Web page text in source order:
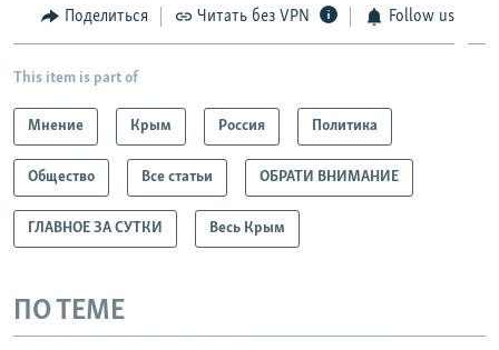
Поделиться Читать без VPN Follow us
This item is part of
Мнение Крым Россия Политика
Общество Все статьи ОБРАТИ ВНИМАНИЕ
ГЛАВНОЕ ЗА СУТКИ Весь Крым
ПО ТЕМЕ